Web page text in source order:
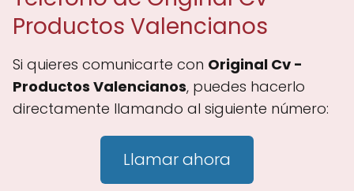
Productos Valencianos
Si quieres comunicarte con Original Cv -
Productos Valencianos, puedes hacerlo
directamente llamando al siguiente número:
Llamar ahora